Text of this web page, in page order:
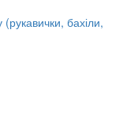
(рукавички, бахіли,